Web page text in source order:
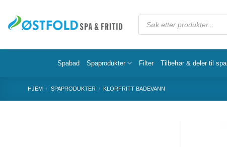
Spabad Spaprodukter Filter Tilbehør & deler til spa
HJEM / SPAPRODUKTER / KLORFRITT BADEVANN